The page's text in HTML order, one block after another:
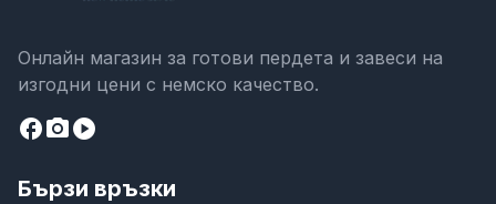
Онлайн магазин за готови пердета и завеси на
изгодни цени с немско качество.
facebookcamera_altplay_circle
Бързи връзки